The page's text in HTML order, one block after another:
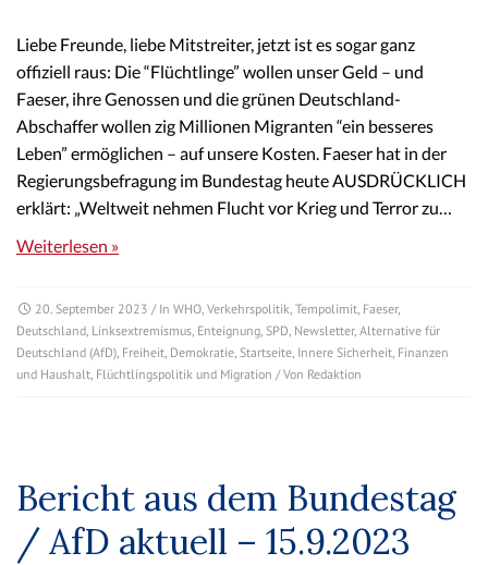
Liebe Freunde, liebe Mitstreiter, jetzt ist es sogar ganz
offiziell raus: Die “Flüchtlinge” wollen unser Geld – und
Faeser, ihre Genossen und die grünen Deutschland-
Abschaffer wollen zig Millionen Migranten “ein besseres
Leben” ermöglichen – auf unsere Kosten. Faeser hat in der
Regierungsbefragung im Bundestag heute AUSDRÜCKLICH
erklärt: „Weltweit nehmen Flucht vor Krieg und Terror zu…
Weiterlesen »
20. September 2023 / In WHO Verkehrspolitik Tempolimit Faeser,
Deutschland Linksextremismus Enteignung SPD Newsletter, Alternative für
Deutschland (AfD) Freiheit Demokratie Startseite Innere Sicherheit Finanzen
und Haushalt Flüchtlingspolitik und Migration / Von Redaktion
Bericht aus dem Bundestag
/ AfD aktuell – 15.9.2023